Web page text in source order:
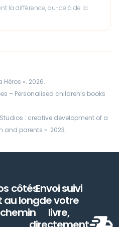
la différence, au-delà de la
Héros ». 2026.
– Personalised children’s books
: creative development of a
and parents ». 2023.
côtés
au long
Envoi suivi
de votre
livre,